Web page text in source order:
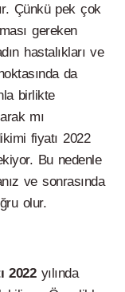
Çünkü pek çok
gereken
hastalıkları ve
da
birlikte
mı
fiyatı 2022
Bu nedenle
ve sonrasında
olur.
2022yılında